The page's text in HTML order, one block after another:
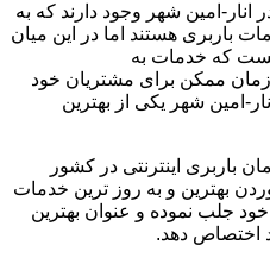
امین شهر وجود دارند که به
باربری هستند اما در این میان
که خدمات به
زمان ممکن برای مشتریان خود
امین شهر یکی از بهترین
باربری اینترنتی در کشور
بهترین و به روز ترین خدمات
جلب نموده و عنوان بهترین
اختصاص دهد.